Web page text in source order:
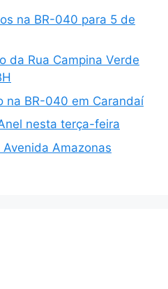
na BR-040 para 5 de
da Rua Campina Verde
na BR-040 em Carandaí
nesta terça-feira
Amazonas